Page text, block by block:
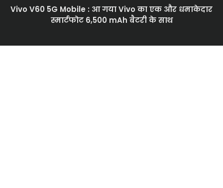
Vivo V60 5G Mobile : आ गया Vivo का एक और धमाकेदार
स्मार्टफोट 6,500 mAh बैटरी के साथ